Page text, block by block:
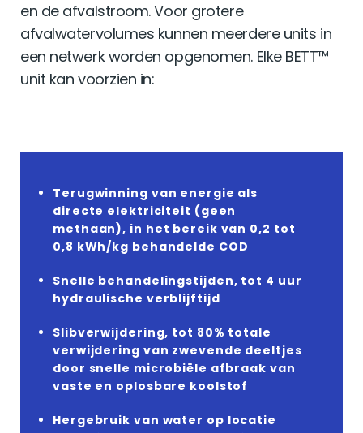
en de afvalstroom. Voor grotere
afvalwatervolumes kunnen meerdere units in
een netwerk worden opgenomen. Elke BETT™
unit kan voorzien in:
Terugwinning van energie als
directe elektriciteit (geen
methaan), in het bereik van 0,2 tot
0,8 kWh/kg behandelde COD
Snelle behandelingstijden, tot 4 uur
hydraulische verblijftijd
Slibverwijdering, tot 80% totale
verwijdering van zwevende deeltjes
door snelle microbiële afbraak van
vaste en oplosbare koolstof
Hergebruik van water op locatie